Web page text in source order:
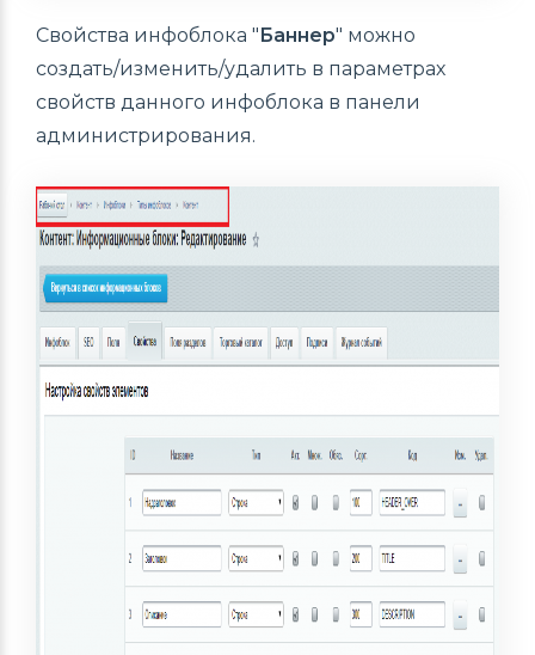
Свойства инфоблока "Баннер" можно
создать/изменить/удалить в параметрах
свойств данного инфоблока в панели
администрирования.